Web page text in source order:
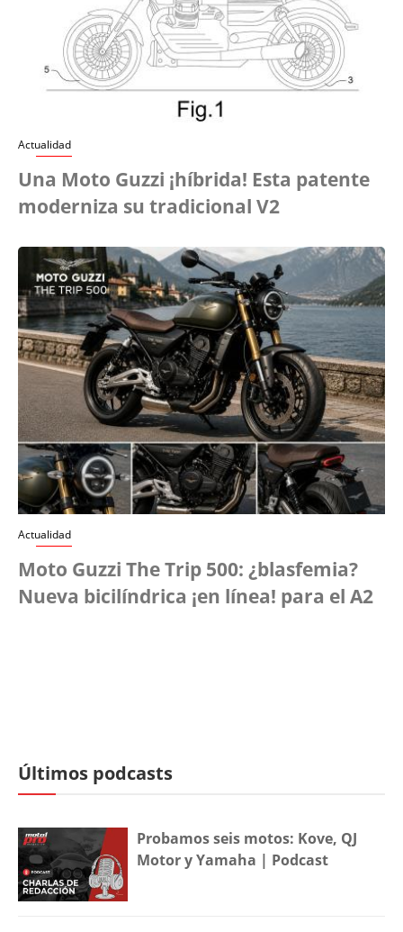
Actualidad
Una Moto Guzzi ¡híbrida! Esta patente
moderniza su tradicional V2
Actualidad
Moto Guzzi The Trip 500: ¿blasfemia?
Nueva bicilíndrica ¡en línea! para el A2
Últimos podcasts
Probamos seis motos: Kove, QJ
Motor y Yamaha | Podcast